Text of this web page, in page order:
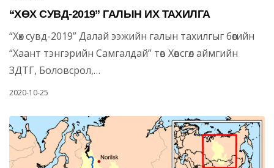
“ХӨХ СУВД-2019” ГАЛЫН ИХ ТАХИЛГА
“Хөх сувд-2019” Далай ээжийн галын тахилгыг бөөгийн
“Хаант тэнгэрийн Самгалдай” төв Хөвсгөл аймгийн
ЗДТГ, Боловсрол,…
2020-10-25